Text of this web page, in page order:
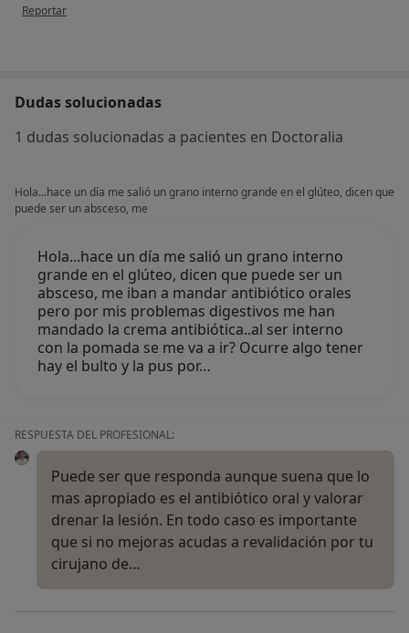
en opinión del usuario paciente
Reportar
Dudas solucionadas
1 dudas solucionadas a pacientes en Doctoralia
Hola...hace un día me salió un grano interno grande en el glúteo, dicen que
puede ser un absceso, me
Hola...hace un día me salió un grano interno
grande en el glúteo, dicen que puede ser un
absceso, me iban a mandar antibiótico orales
pero por mis problemas digestivos me han
mandado la crema antibiótica..al ser interno
con la pomada se me va a ir? Ocurre algo tener
hay el bulto y la pus por…
RESPUESTA DEL PROFESIONAL:
Puede ser que responda aunque suena que lo
mas apropiado es el antibiótico oral y valorar
drenar la lesión. En todo caso es importante
que si no mejoras acudas a revalidación por tu
cirujano de…